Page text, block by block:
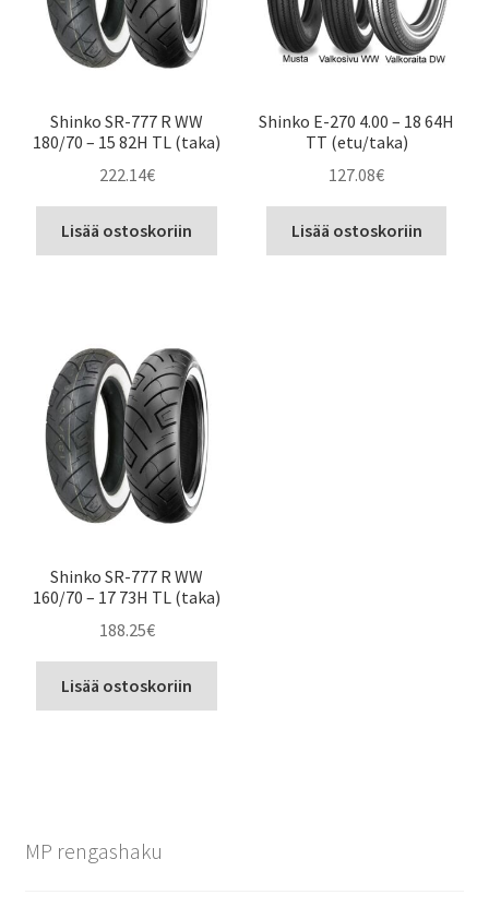
Shinko SR-777 R WW
180/70 – 15 82H TL (taka)
222.14€
Lisää ostoskoriin
Shinko E-270 4.00 – 18 64H
TT (etu/taka)
127.08€
Lisää ostoskoriin
Shinko SR-777 R WW
160/70 – 17 73H TL (taka)
188.25€
Lisää ostoskoriin
MP rengashaku